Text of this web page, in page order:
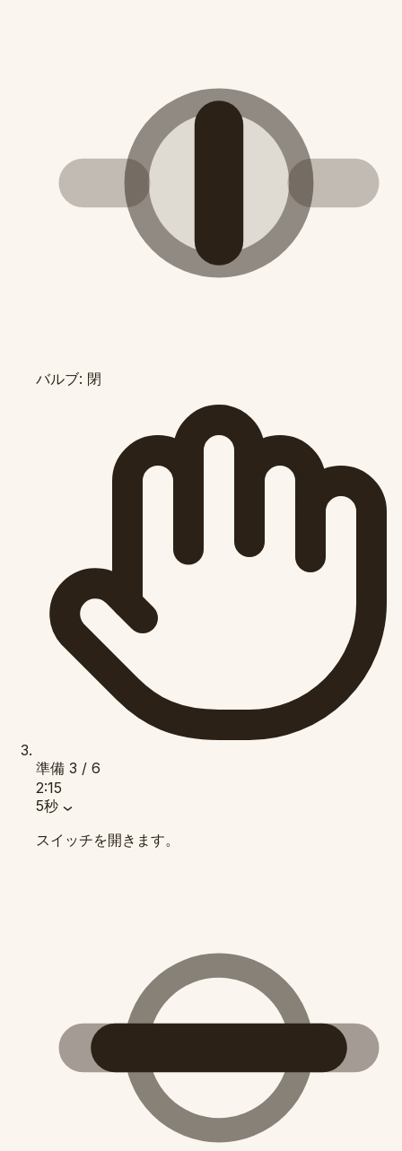
バルブ: 閉
準備 3 / 6
2:15
5秒
スイッチを開きます。